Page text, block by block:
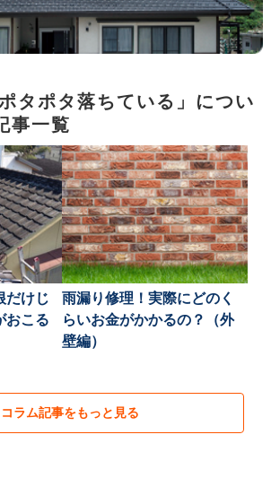
タポタ落ちている」につい
事一覧
だけじ
おこる
雨漏り修理！実際にどのく
らいお金がかかるの？（外
壁編）
コラム記事をもっと見る